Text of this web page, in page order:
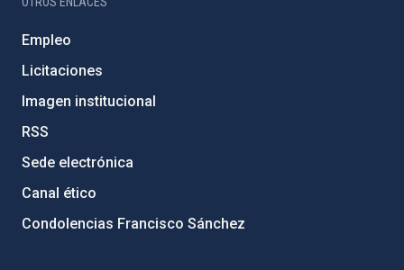
Empleo
Licitaciones
Imagen institucional
RSS
Sede electrónica
Canal ético
Condolencias Francisco Sánchez